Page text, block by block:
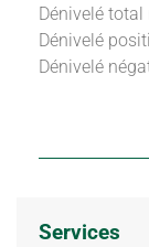
Dénivelé total
Dénivelé
Dénivelé
Services